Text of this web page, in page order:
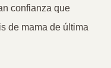
confianza que
de mama de última